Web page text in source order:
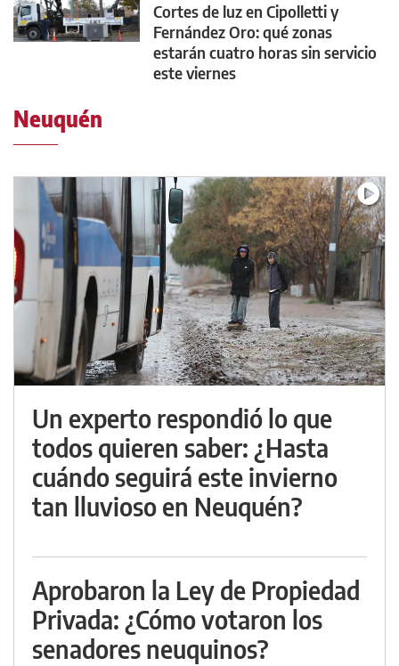
Cortes de luz en Cipolletti y
Fernández Oro: qué zonas
estarán cuatro horas sin servicio
este viernes
Neuquén
Un experto respondió lo que
todos quieren saber: ¿Hasta
cuándo seguirá este invierno
tan lluvioso en Neuquén?
Aprobaron la Ley de Propiedad
Privada: ¿Cómo votaron los
senadores neuquinos?